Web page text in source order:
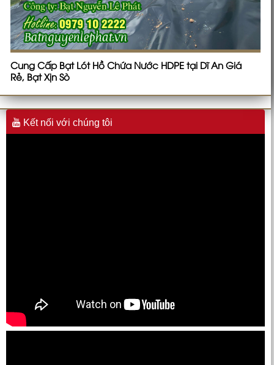
Cung Cấp Bạt Lót Hồ Chứa Nước HDPE tại Dĩ An Giá
Rẻ, Bạt Xịn Sò
Kết nối với chúng tôi